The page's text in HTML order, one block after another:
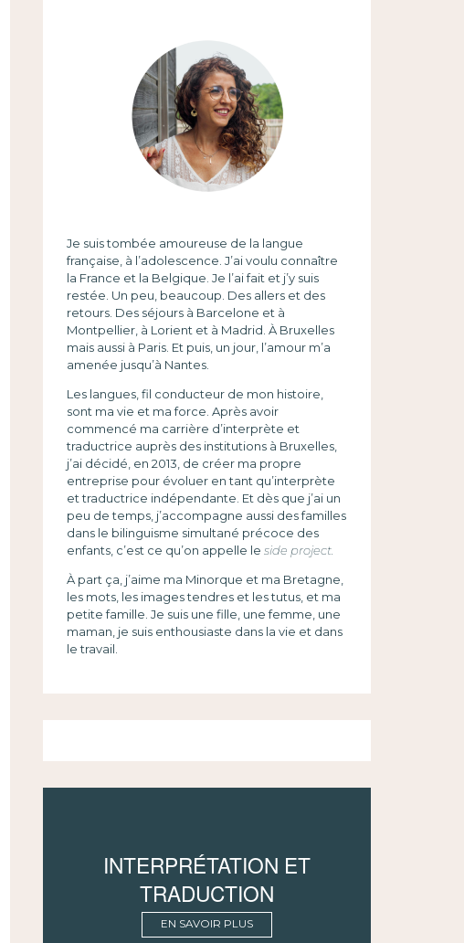
Je suis tombée amoureuse de la langue
française, à l’adolescence. J’ai voulu connaître
la France et la Belgique. Je l’ai fait et j’y suis
restée. Un peu, beaucoup. Des allers et des
retours. Des séjours à Barcelone et à
Montpellier, à Lorient et à Madrid. À Bruxelles
mais aussi à Paris. Et puis, un jour, l’amour m’a
amenée jusqu’à Nantes.
Les langues, fil conducteur de mon histoire,
sont ma vie et ma force. Après avoir
commencé ma carrière d’interprète et
traductrice auprès des institutions à Bruxelles,
j’ai décidé, en 2013, de créer ma propre
entreprise pour évoluer en tant qu’interprète
et traductrice indépendante. Et dès que j’ai un
peu de temps, j’accompagne aussi des familles
dans le bilinguisme simultané précoce des
enfants, c’est ce qu’on appelle le side project.
À part ça, j’aime ma Minorque et ma Bretagne,
les mots, les images tendres et les tutus, et ma
petite famille. Je suis une fille, une femme, une
maman, je suis enthousiaste dans la vie et dans
le travail.
INTERPRÉTATION ET
TRADUCTION
EN SAVOIR PLUS